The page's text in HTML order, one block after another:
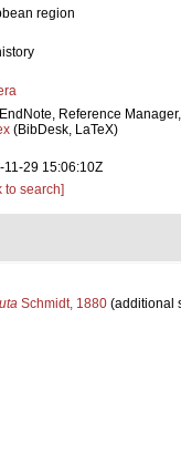
region
Reference
(BibDesk, LaTeX)
11-29 15:06:10Z
to search]
Schmidt, 1880(additional